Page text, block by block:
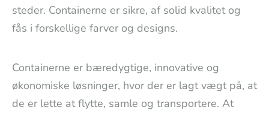
steder. Containerne er sikre, af solid kvalitet og
fås i forskellige farver og designs.
Containerne er bæredygtige, innovative og
økonomiske løsninger, hvor der er lagt vægt på, at
de er lette at flytte, samle og transportere. At